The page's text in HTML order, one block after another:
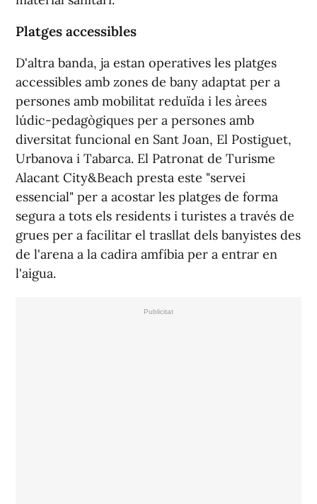
Platges accessibles
D'altra banda, ja estan operatives les platges
accessibles amb zones de bany adaptat per a
persones amb mobilitat reduïda i les àrees
lúdic-pedagògiques per a persones amb
diversitat funcional en Sant Joan, El Postiguet,
Urbanova i Tabarca. El Patronat de Turisme
Alacant City&Beach presta este "servei
essencial" per a acostar les platges de forma
segura a tots els residents i turistes a través de
grues per a facilitar el trasllat dels banyistes des
de l'arena a la cadira amfíbia per a entrar en
l'aigua.